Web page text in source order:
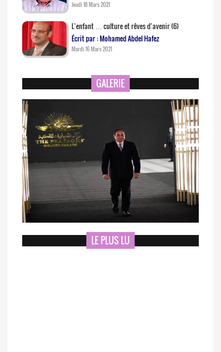
Jeudi 18 Mars 2021
L’enfant … culture et rêves d’avenir (6)
Écrit par : Mohamed Abdel Hafez
Mardi 16 Mars 2021
GALERIE
LE PLUS LU